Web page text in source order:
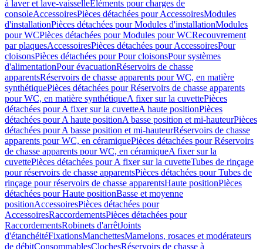
à laver et lave-vaisselleEléments pour charges de
consoleAccessoiresPièces détachées pour AccessoiresModules
d'installationPièces détachées pour Modules d'installationModules
pour WCPièces détachées pour Modules pour WCRecouvrement
par plaquesAccessoiresPièces détachées pour AccessoiresPour
cloisonsPièces détachées pour Pour cloisonsPour systèmes
d'alimentationPour évacuationRéservoirs de chasse
apparentsRéservoirs de chasse apparents pour WC, en matière
synthétiquePièces détachées pour Réservoirs de chasse apparents
pour WC, en matière synthétiqueA fixer sur la cuvettePièces
détachées pour A fixer sur la cuvetteA haute positionPièces
détachées pour A haute positionA basse position et mi-hauteurPièces
détachées pour A basse position et mi-hauteurRéservoirs de chasse
apparents pour WC, en céramiquePièces détachées pour Réservoirs
de chasse apparents pour WC, en céramiqueA fixer sur la
cuvettePièces détachées pour A fixer sur la cuvetteTubes de rinçage
pour réservoirs de chasse apparentsPièces détachées pour Tubes de
rinçage pour réservoirs de chasse apparentsHaute positionPièces
détachées pour Haute positionBasse et moyenne
positionAccessoiresPièces détachées pour
AccessoiresRaccordementsPièces détachées pour
RaccordementsRobinets d'arrêtJoints
d'étanchéitéFixationsManchettesMamelons, rosaces et modérateurs
de débitConsommablesClochesRéservoirs de chasse à